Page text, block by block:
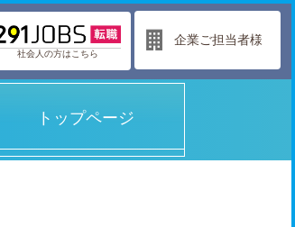
トップページ
社会人の方はこちら
企業ご担当者様